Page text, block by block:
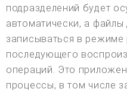
подразделений будет
автоматически, а файлы
записываться в режиме
последующего
операций. Это
процессы, в том числе